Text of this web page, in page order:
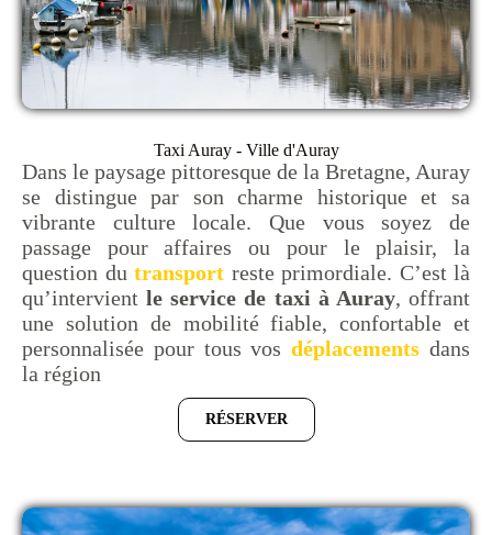
Taxi Auray - Ville d'Auray
Dans le paysage pittoresque de la Bretagne, Auray
se distingue par son charme historique et sa
vibrante culture locale. Que vous soyez de
passage pour affaires ou pour le plaisir, la
question du transport reste primordiale. C’est là
qu’intervientle service de taxi à Auray, offrant
une solution de mobilité fiable, confortable et
personnalisée pour tous vosdéplacements dans
la région
RÉSERVER